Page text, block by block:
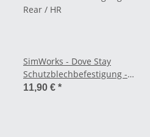
SimWorks - Dove Stay
Schutzblechbefestigung -
Rear / HR
11,90 € *